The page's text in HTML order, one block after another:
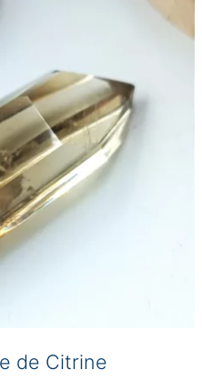
peuvent
sur
la
page
du
produit
de Citrine